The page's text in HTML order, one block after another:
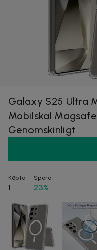
Galaxy S25 Ultra
Mobilskal
Genomskinligt
Köpta
1
Spara
23%